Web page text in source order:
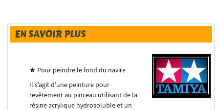
EN SAVOIR PLUS
★ Pour peindre le fond du navire
Il s’agit d’une peinture pour
revêtement au pinceau utilisant de la
résine acrylique hydrosoluble et un